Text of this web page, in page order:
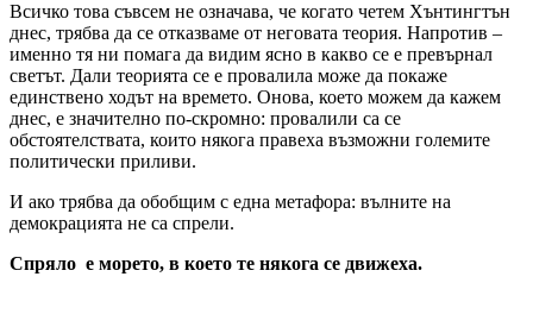
Всичко това съвсем не означава, че когато четем Хънтингтън
днес, трябва да се отказваме от неговата теория. Напротив –
именно тя ни помага да видим ясно в какво се е превърнал
светът. Дали теорията се е провалила може да покаже
единствено ходът на времето. Онова, което можем да кажем
днес, е значително по-скромно: провалили са се
обстоятелствата, които някога правеха възможни големите
политически приливи.
И ако трябва да обобщим с една метафора: вълните на
демокрацията не са спрели.
Спряло е морето, в което те някога се движеха.